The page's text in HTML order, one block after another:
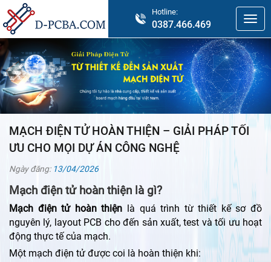
Hotline:
0387.466.469
MẠCH ĐIỆN TỬ HOÀN THIỆN – GIẢI PHÁP TỐI
ƯU CHO MỌI DỰ ÁN CÔNG NGHỆ
Ngày đăng: 13/04/2026
Mạch điện tử hoàn thiện là gì?
Mạch điện tử hoàn thiện là quá trình từ thiết kế sơ đồ
nguyên lý, layout PCB cho đến sản xuất, test và tối ưu hoạt
động thực tế của mạch.
Một mạch điện tử được coi là hoàn thiện khi: